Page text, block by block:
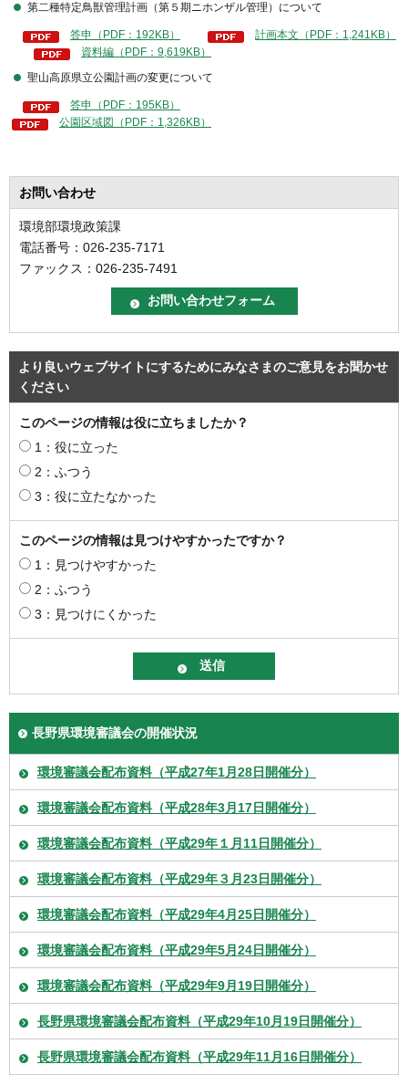
第二種特定鳥獣管理計画（第５期ニホンザル管理）について
答申（PDF：192KB）
計画本文（PDF：1,241KB）
資料編（PDF：9,619KB）
聖山高原県立公園計画の変更について
答申（PDF：195KB）
公園区域図（PDF：1,326KB）
お問い合わせ
環境部環境政策課
電話番号：026-235-7171
ファックス：026-235-7491
より良いウェブサイトにするためにみなさまのご意見をお聞かせ
ください
このページの情報は役に立ちましたか？
1：役に立った
2：ふつう
3：役に立たなかった
このページの情報は見つけやすかったですか？
1：見つけやすかった
2：ふつう
3：見つけにくかった
長野県環境審議会の開催状況
環境審議会配布資料（平成27年1月28日開催分）
環境審議会配布資料（平成28年3月17日開催分）
環境審議会配布資料（平成29年１月11日開催分）
環境審議会配布資料（平成29年３月23日開催分）
環境審議会配布資料（平成29年4月25日開催分）
環境審議会配布資料（平成29年5月24日開催分）
環境審議会配布資料（平成29年9月19日開催分）
長野県環境審議会配布資料（平成29年10月19日開催分）
長野県環境審議会配布資料（平成29年11月16日開催分）